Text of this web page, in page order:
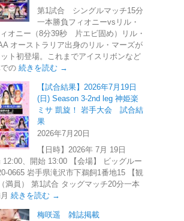
第1試合 シングルマッチ15分
一本勝負フィオニーvsリル・
オニー（8分39秒 片エビ固め）リル・
オーストラリア出身のリル・マーズが
ト初登場。これまでアイスリボンなど
の 続きを読む →
【試合結果】2026年7月19日
(日) Season 3-2nd leg 神姫楽
ミサ 凱旋！ 岩手大会 試合結
果
2026年7月20日
【日時】2026年 7月 19日
12:00、開始 13:00 【会場】 ビッグルー
0665 岩手県滝沢市下鵜飼1番地15 【観
満員） 第1試合 タッグマッチ20分一本
続きを読む →
梅咲遥 雑誌掲載